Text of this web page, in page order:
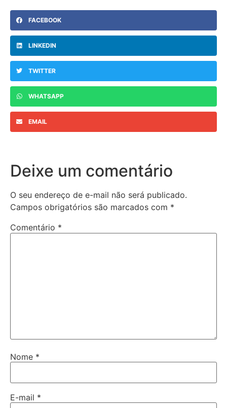
FACEBOOK
LINKEDIN
TWITTER
WHATSAPP
EMAIL
Deixe um comentário
O seu endereço de e-mail não será publicado.
Campos obrigatórios são marcados com *
Comentário *
Nome *
E-mail *